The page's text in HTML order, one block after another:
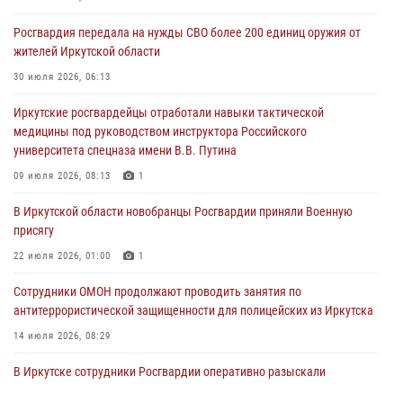
Дню Воздушно-десантных войск в Иркутской области
03 августа 2026, 03:32
сердца к сердцу» (видео)
31 июля 2026, 04:37 1
Сотрудники Росгвардии нашли и вернули родственникам
30 июля 2026, 07:37
Росгвардия передала на нужды СВО более 200 единиц оружия от
жителей Иркутской области
30 июля 2026, 06:13
Иркутские росгвардейцы отработали навыки тактической
медицины под руководством инструктора Российского
университета спецназа имени В.В. Путина
09 июля 2026, 08:13 1
В Иркутской области новобранцы Росгвардии приняли Военную
присягу
22 июля 2026, 01:00 1
Сотрудники ОМОН продолжают проводить занятия по
антитеррористической защищенности для полицейских из Иркутска
14 июля 2026, 08:29
В Иркутске сотрудники Росгвардии оперативно разыскали